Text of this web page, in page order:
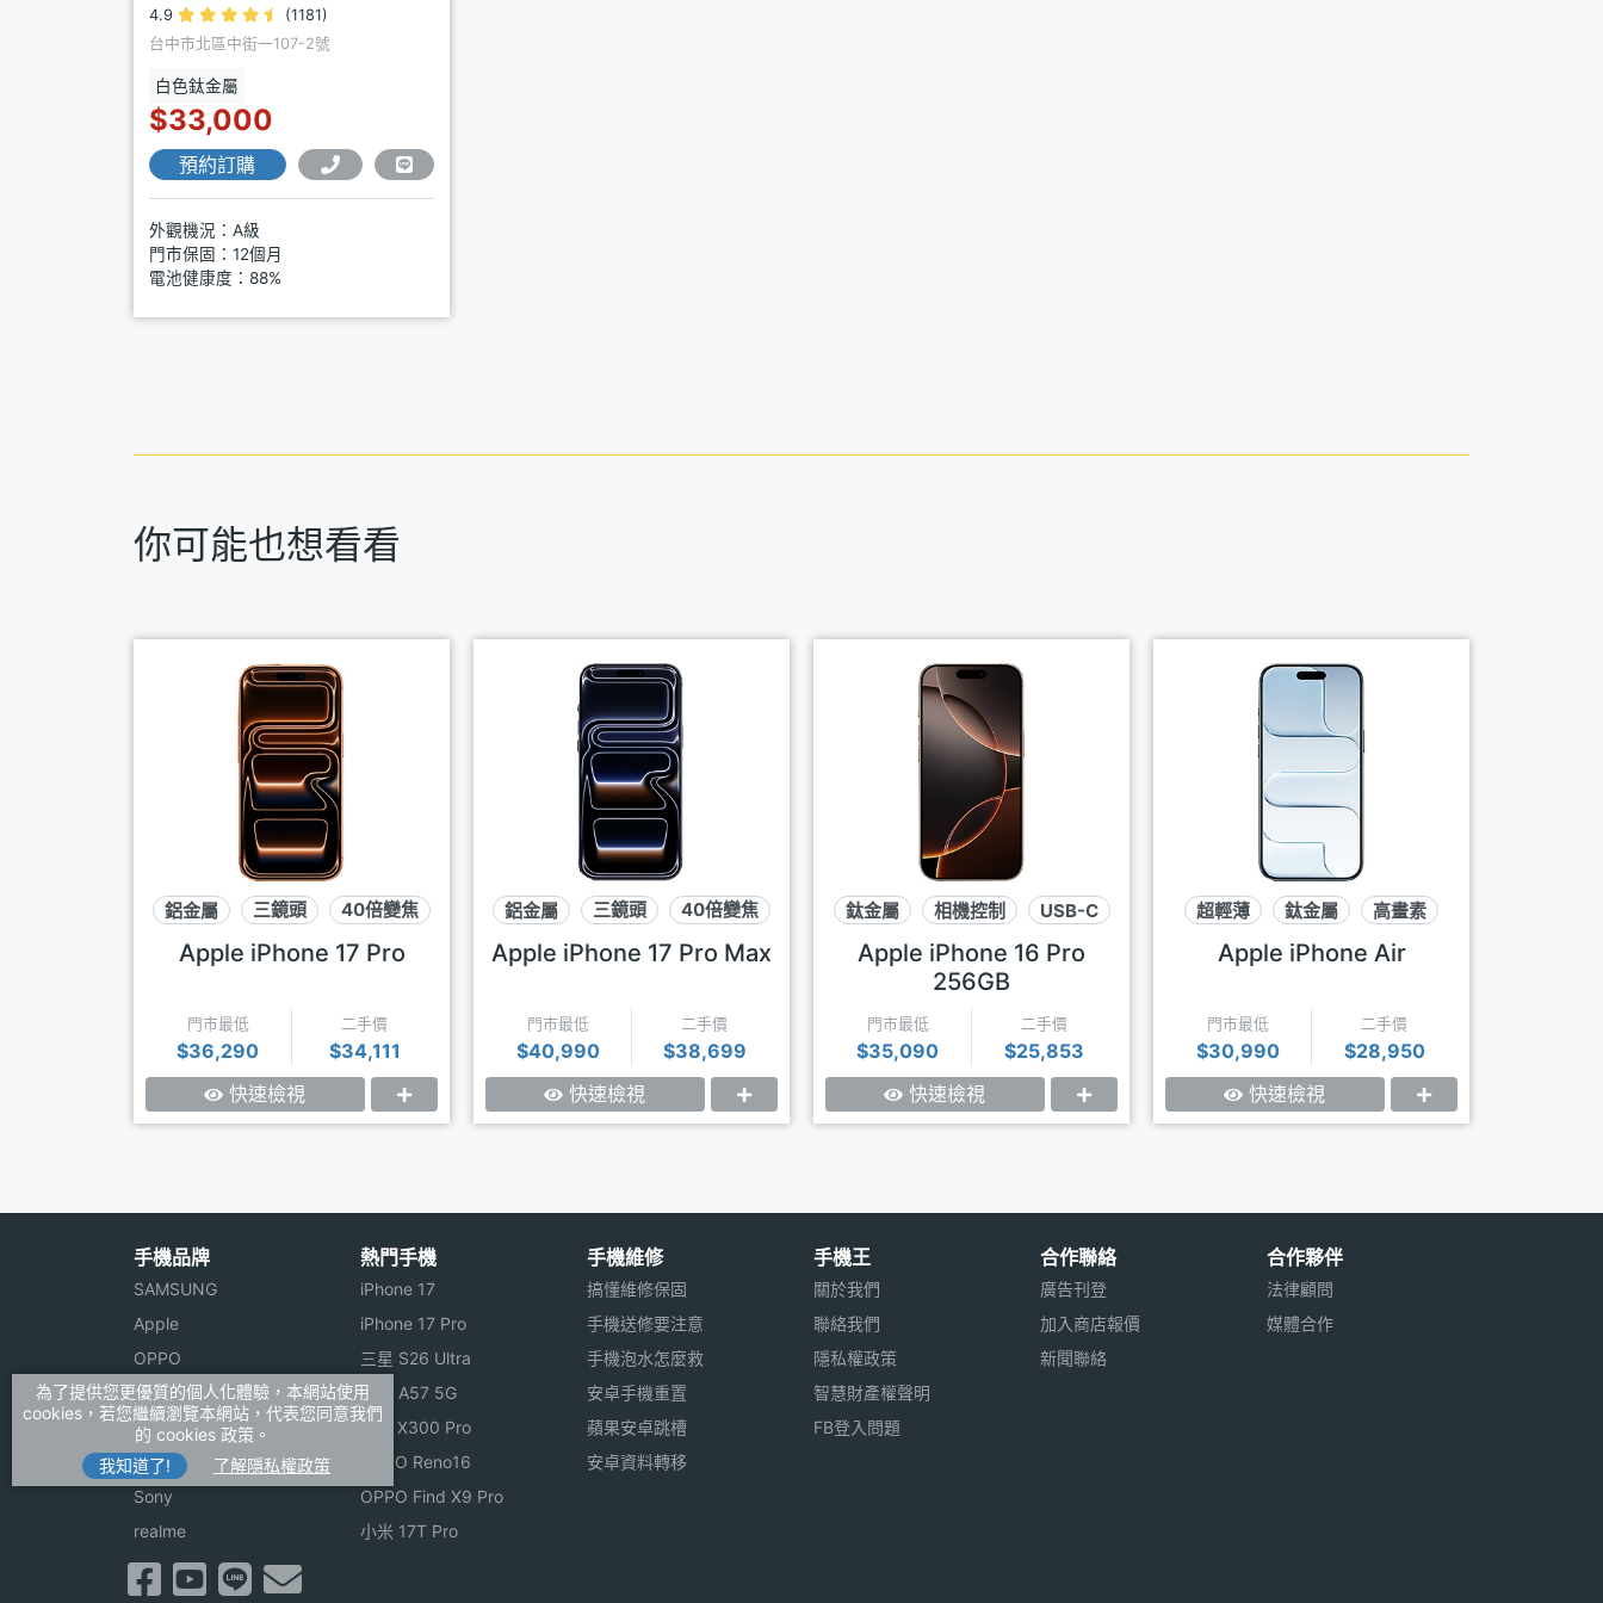
4.9
(1181)
台中市北區中街一107-2號
白色鈦金屬
$33,000
預約訂購
外觀機況：A級
門市保固：12個月
電池健康度：88%
你可能也想看看
鋁金屬 三鏡頭 40倍變焦
Apple iPhone 17 Pro
門市最低
$36,290
二手價
$34,111
快速檢視
鋁金屬 三鏡頭 40倍變焦
Apple iPhone 17 Pro Max
門市最低
$40,990
二手價
$38,699
快速檢視
鈦金屬 相機控制 USB-C
Apple iPhone 16 Pro
256GB
門市最低
$35,090
二手價
$25,853
快速檢視
超輕薄 鈦金屬 高畫素
Apple iPhone Air
門市最低
$30,990
二手價
$28,950
快速檢視
手機品牌
SAMSUNG
Apple
OPPO
vivo
小米
ASUS
Sony
realme
熱門手機
iPhone 17
iPhone 17 Pro
三星 S26 Ultra
三星 A57 5G
vivo X300 Pro
OPPO Reno16
OPPO Find X9 Pro
小米 17T Pro
手機維修
搞懂維修保固
手機送修要注意
手機泡水怎麼救
安卓手機重置
蘋果安卓跳槽
安卓資料轉移
手機王
關於我們
聯絡我們
隱私權政策
智慧財產權聲明
FB登入問題
合作聯絡
廣告刊登
加入商店報價
新聞聯絡
合作夥伴
法律顧問
媒體合作
為了提供您更優質的個人化體驗，本網站使用
cookies，若您繼續瀏覽本網站，代表您同意我們
的 cookies 政策。
我知道了!
了解隱私權政策